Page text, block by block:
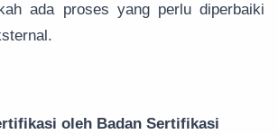
ada proses yang perlu diperbaiki
oleh Badan Sertifikasi